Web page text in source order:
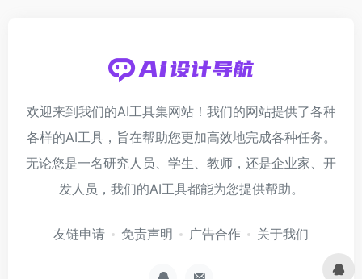
欢迎来到我们的AI工具集网站！我们的网站提供了各种
各样的AI工具，旨在帮助您更加高效地完成各种任务。
无论您是一名研究人员、学生、教师，还是企业家、开
发人员，我们的AI工具都能为您提供帮助。
友链申请 免责声明 广告合作 关于我们